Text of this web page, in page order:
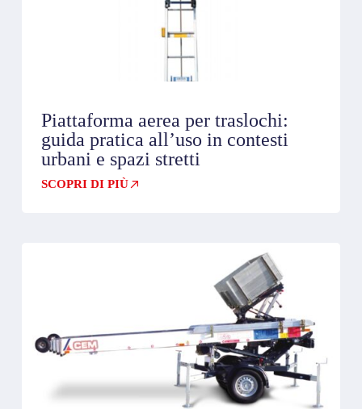
Piattaforma aerea per traslochi:
guida pratica all’uso in contesti
urbani e spazi stretti
SCOPRI DI PIÙ